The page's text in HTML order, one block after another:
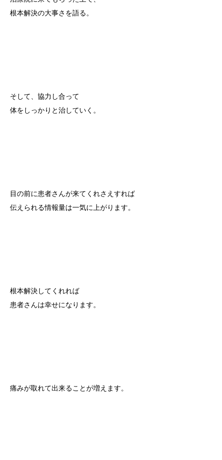
根本解決の大事さを語る。
そして、協力し合って
体をしっかりと治していく。
目の前に患者さんが来てくれさえすれば
伝えられる情報量は一気に上がります。
根本解決してくれれば
患者さんは幸せになります。
痛みが取れて出来ることが増えます。